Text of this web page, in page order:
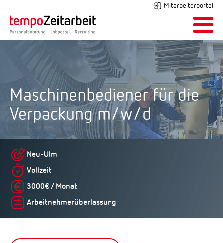
Mitarbeiterportal
Maschinenbediener für die
Verpackung m/w/d
Neu-Ulm
Vollzeit
3000€ / Monat
Arbeitnehmerüberlassung